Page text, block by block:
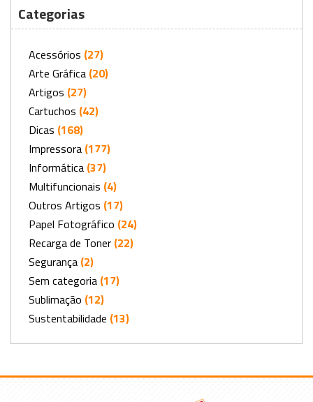
Categorias
Acessórios (27)
Arte Gráfica (20)
Artigos (27)
Cartuchos (42)
Dicas (168)
Impressora (177)
Informática (37)
Multifuncionais (4)
Outros Artigos (17)
Papel Fotográfico (24)
Recarga de Toner (22)
Segurança (2)
Sem categoria (17)
Sublimação (12)
Sustentabilidade (13)